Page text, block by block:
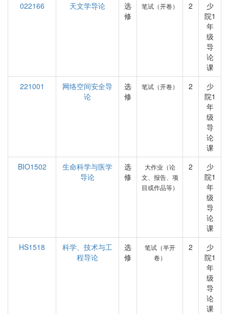
022166
天文学导论
选
修
笔试（开卷） 2
少
院1
年
级
导
论
课
221001
网络空间安全导
论
选
修
笔试（开卷） 2
少
院1
年
级
导
论
课
BIO1502
生命科学与医学
导论
选
修
大作业（论
文、报告、项
目或作品等）
2
少
院1
年
级
导
论
课
HS1518
科学、技术与工
程导论
选
修
笔试（半开
卷）
2
少
院1
年
级
导
论
课